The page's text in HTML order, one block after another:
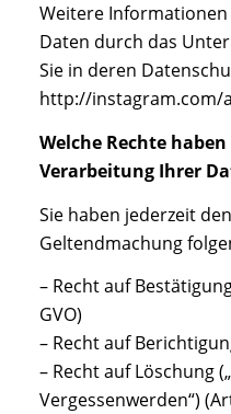
Weitere
Daten durch das
Sie in deren
http://instagram.com/
Welche Rechte
Verarbeitung Ihrer
Sie haben jederzeit
Geltendmachung
– Recht auf
GVO)
– Recht auf
– Recht auf Löschung
Vergessenwerden“)